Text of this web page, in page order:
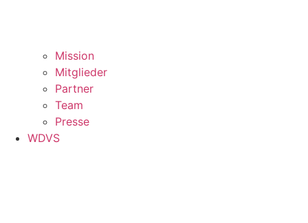
Mission
Mitglieder
Partner
Team
Presse
WDVS